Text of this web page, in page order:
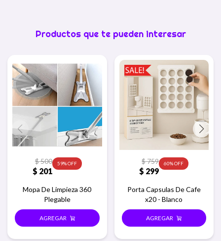
Productos que te pueden interesar
$ 201
$500 59
Mopa De Limpieza 360
Plegable
$ 299
$759 60
Porta Capsulas De Cafe
x20 - Blanco